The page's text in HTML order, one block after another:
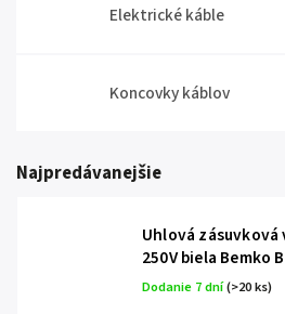
Elektrické káble
Koncovky káblov
Najpredávanejšie
Uhlová zásuvková
250V biela Bemko
Dodanie 7 dní(>20 ks)